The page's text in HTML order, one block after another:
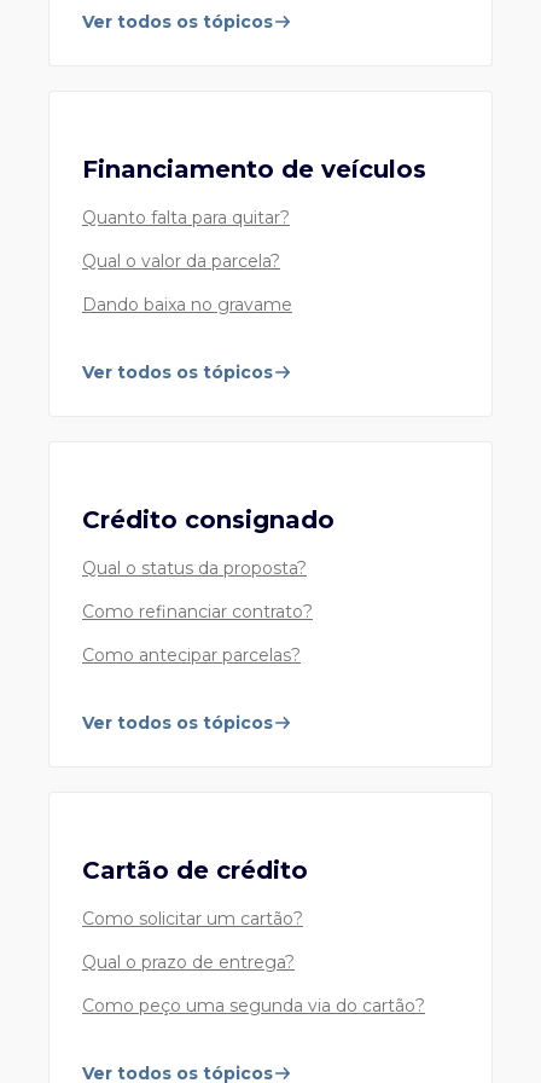
Atendimento ao cliente correntista
Safra Financeira
Financiamento de Veículos, Crédito Consignado e
3003 9039 (Capitais e Grandes Centros)
grandes centros)
Atendimento personalizado, de 2ª a 6ª feira, das
Assistente Virtual 24h e fale com um de nossos
Mesa de Câmbio
Compra e venda de moeda estrangeira, remessa e
55 11 3175 8030 - Mesa de câmbio pronto
Ver todos os tópicos
Financiamento de veículos
Quanto falta para quitar?
Qual o valor da parcela?
Dando baixa no gravame
Ver todos os tópicos
Crédito consignado
Qual o status da proposta?
Como refinanciar contrato?
Como antecipar parcelas?
Ver todos os tópicos
Cartão de crédito
Como solicitar um cartão?
Qual o prazo de entrega?
Como peço uma segunda via do cartão?
Ver todos os tópicos